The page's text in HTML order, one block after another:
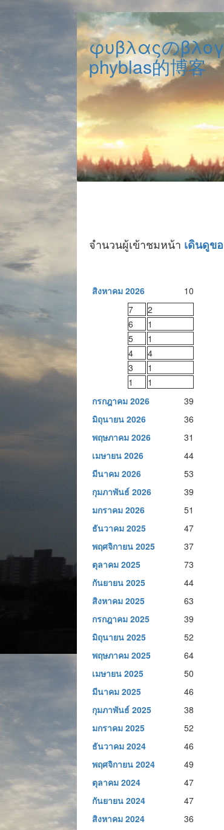
φυβλαςのβλογ
phyblas的博客
จำนวนผู้เข้าชมหน้า เดินดูข
สิงหาคม 2026
10
7
2
6
1
5
1
4
4
3
1
1
1
กรกฎาคม 2026
39
มิถุนายน 2026
36
พฤษภาคม 2026
31
เมษายน 2026
44
มีนาคม 2026
53
กุมภาพันธ์ 2026
39
มกราคม 2026
51
ธันวาคม 2025
47
พฤศจิกายน 2025
37
ตุลาคม 2025
73
กันยายน 2025
44
สิงหาคม 2025
63
กรกฎาคม 2025
39
มิถุนายน 2025
52
พฤษภาคม 2025
64
เมษายน 2025
50
มีนาคม 2025
46
กุมภาพันธ์ 2025
38
มกราคม 2025
52
ธันวาคม 2024
46
พฤศจิกายน 2024
49
ตุลาคม 2024
47
กันยายน 2024
47
สิงหาคม 2024
36